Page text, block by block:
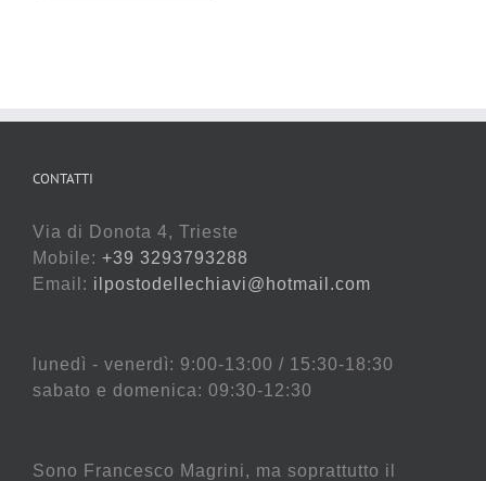
CONTATTI
Via di Donota 4, Trieste
Mobile: +39 3293793288
Email: ilpostodellechiavi@hotmail.com
lunedì - venerdì: 9:00-13:00 / 15:30-18:30
sabato e domenica: 09:30-12:30
Sono Francesco Magrini, ma soprattutto il